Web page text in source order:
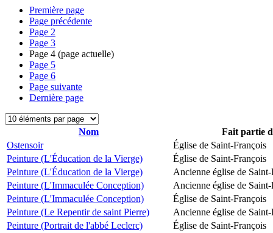
Première page
Page précédente
Page 2
Page 3
Page 4 (page actuelle)
Page 5
Page 6
Page suivante
Dernière page
Nom
Fait partie
Ostensoir
Église de Saint-François
Peinture (L'Éducation de la Vierge)
Église de Saint-François
Peinture (L'Éducation de la Vierge)
Ancienne église de Saint-
Peinture (L'Immaculée Conception)
Ancienne église de Saint-
Peinture (L'Immaculée Conception)
Église de Saint-François
Peinture (Le Repentir de saint Pierre)
Ancienne église de Saint-
Peinture (Portrait de l'abbé Leclerc)
Église de Saint-François